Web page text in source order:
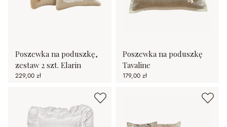
Poszewka na poduszkę,
zestaw 2 szt. Elarin
229,00 zł
Poszewka na poduszkę
Tavaline
179,00 zł